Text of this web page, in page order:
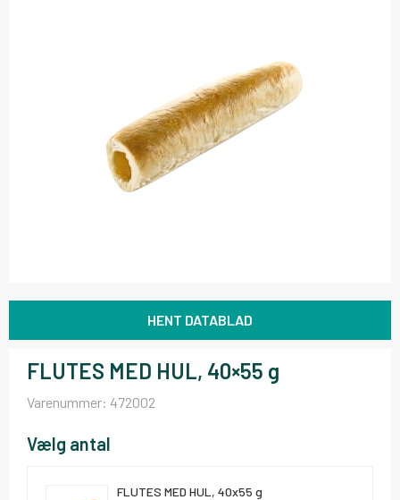
HENT DATABLAD
FLUTES MED HUL, 40×55 g
Varenummer: 472002
Vælg antal
FLUTES MED HUL, 40x55 g